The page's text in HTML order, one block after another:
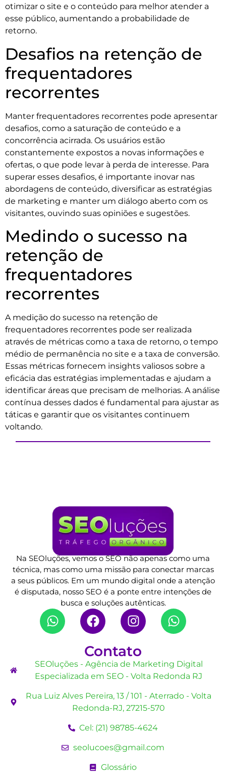
otimizar o site e o conteúdo para melhor atender a
esse público, aumentando a probabilidade de
retorno.
Desafios na retenção de
frequentadores
recorrentes
Manter frequentadores recorrentes pode apresentar
desafios, como a saturação de conteúdo e a
concorrência acirrada. Os usuários estão
constantemente expostos a novas informações e
ofertas, o que pode levar à perda de interesse. Para
superar esses desafios, é importante inovar nas
abordagens de conteúdo, diversificar as estratégias
de marketing e manter um diálogo aberto com os
visitantes, ouvindo suas opiniões e sugestões.
Medindo o sucesso na
retenção de
frequentadores
recorrentes
A medição do sucesso na retenção de
frequentadores recorrentes pode ser realizada
através de métricas como a taxa de retorno, o tempo
médio de permanência no site e a taxa de conversão.
Essas métricas fornecem insights valiosos sobre a
eficácia das estratégias implementadas e ajudam a
identificar áreas que precisam de melhorias. A análise
contínua desses dados é fundamental para ajustar as
táticas e garantir que os visitantes continuem
voltando.
Na SEOluções, vemos o SEO não apenas como uma
técnica, mas como uma missão para conectar marcas
a seus públicos. Em um mundo digital onde a atenção
é disputada, nosso SEO é a ponte entre intenções de
busca e soluções autênticas.
Contato
SEOluções - Agência de Marketing Digital
Especializada em SEO - Volta Redonda RJ
Rua Luiz Alves Pereira, 13 / 101 - Aterrado - Volta
Redonda-RJ, 27215-570
Cel: (21) 98785-4624
seolucoes@gmail.com
Glossário